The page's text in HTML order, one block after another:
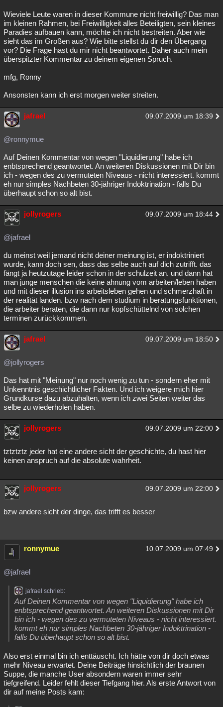
Wieviele Leute waren in dieser Kommune nicht freiwillig? Das man
im kleinen Rahmen, bei Freiwilligkeit alles Beteiligten, sein kleines
Paradies aufbauen kann, möchte ich nicht bestreiten. Aber wie
sieht das im Großen aus? Wie bitte stellst du dir den Übergang
vor? Die Frage hast du mir nicht beantwortet. Daher auch mein
überspitzter Kommentar zu deinem eigenen Spruch.
mfg, Ronny
Ansonsten kann ich erst morgen weiter streiten.
jafrael 09.07.2009 um 18:39
@ronnymue
Auf Deinen Kommentar von wegen "Liquidierung" habe ich
enbtsprechend geantwortet. An weiteren Diskussionen mit Dir bin
ich - wegen des zu vermuteten Niveaus - nicht interessiert. kommt
eh nur simples Nachbeten 30-jähriger Indoktrination - falls Du
überhaupt schon so alt bist.
jollyrogers 09.07.2009 um 18:44
@jafrael
du meinst weil jemand nicht deiner meinung ist, er indoktriniert
wurde, kann doch sen, dass das selbe auch auf dich zutrifft. das
fängt ja heutzutage leider schon in der schulzeit an. und dann hat
man junge menschen die keine ahnung vom arbeiten/leben haben
und mit dieser illusion ins arbeitsleben gehen und schmerzhaft in
der realität landen. bzw nach dem studium in beratungsfunktionen,
die arbeiter beraten, die dann nur kopfschüttelnd von solchen
terminen zurückkommen.
jafrael 09.07.2009 um 18:50
@jollyrogers
Das hat mit "Meinung" nur noch wenig zu tun - sondern eher mit
Unkenntnis geschichtlicher Fakten. Und ich weigere mich hier
Grundkurse dazu abzuhalten, wenn ich zwei Seiten weiter das
selbe zu wiederholen haben.
jollyrogers 09.07.2009 um 22:00
tztztztz jeder hat eine andere sicht der geschichte, du hast hier
keinen anspruch auf die absolute wahrheit.
jollyrogers 09.07.2009 um 22:00
bzw andere sicht der dinge, das trifft es besser
ronnymue 10.07.2009 um 07:49
@jafrael
jafrael schrieb:
Auf Deinen Kommentar von wegen "Liquidierung" habe ich
enbtsprechend geantwortet. An weiteren Diskussionen mit Dir
bin ich - wegen des zu vermuteten Niveaus - nicht interessiert.
kommt eh nur simples Nachbeten 30-jähriger Indoktrination -
falls Du überhaupt schon so alt bist.
Also erst einmal bin ich enttäuscht. Ich hätte von dir doch etwas
mehr Niveau erwartet. Deine Beiträge hinsichtlich der braunen
Suppe, die manche User absondern waren immer sehr
tiefgreifend. Leider fehlt dieser Tiefgang hier. Als erste Antwort von
dir auf meine Posts kam: